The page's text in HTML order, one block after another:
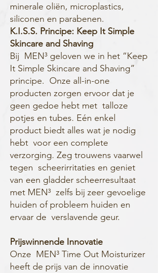
minerale oliën, microplastics,
siliconen en parabenen.
K.I.S.S. Principe: Keep It Simple
Skincare and Shaving
Bij MEN³ geloven we in het “Keep
It Simple Skincare and Shaving”
principe. Onze all-in-one
producten zorgen ervoor dat je
geen gedoe hebt met talloze
potjes en tubes. Eén enkel
product biedt alles wat je nodig
hebt voor een complete
verzorging. Zeg trouwens vaarwel
tegen scheerirritaties en geniet
van een gladder scheerresultaat
met MEN³ zelfs bij zeer gevoelige
huiden of probleem huiden en
ervaar de verslavende geur.
Prijswinnende Innovatie
Onze MEN³ Time Out Moisturizer
heeft de prijs van de innovatie